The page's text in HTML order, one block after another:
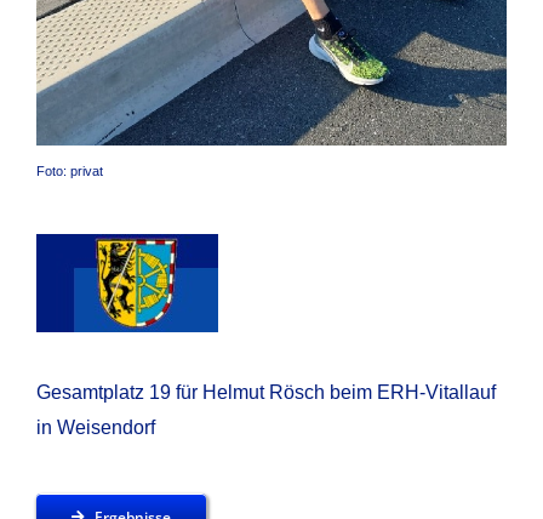
Foto: privat
Gesamtplatz 19 für Helmut Rösch beim ERH-Vitallauf
in Weisendorf